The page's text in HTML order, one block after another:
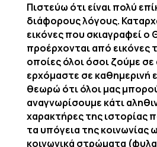
Πιστεύω ότι είναι πολύ
διάφορους λόγους.
εικόνες που σκιαγραφεί ο
προέρχονται από εικόνες
οποίες όλοι όσοι ζούμε
ερχόμαστε σε καθημερινή
θεωρώ ότι όλοι μας
αναγνωρίσουμε κάτι
χαρακτήρες της ιστορίας
τα υπόγεια της κοινωνίας
κοινωνικά στρώματα